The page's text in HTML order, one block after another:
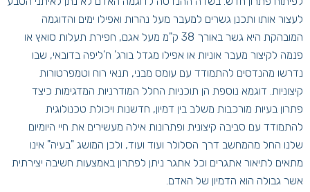
לעצור אותו ותכנן גשרים למעבר מעל נהרות ואפילו ימים והדוגמה
המובהקת היא גשר באורך 38 ק"מ מעל אגם, חפירת תעלות סואץ או
פנמה לקיצור מעבר אוניות או אפילו מגדל בורג' ח’ליפה בדובאי, שבו
נדרשו מהנדסים להתמודד עם עומס מבני, תנאי רוח וטמפרטורות
קיצוניות. דוגמא נוספת הן תוכניות החלל המודרניות המדגימות כיצד
פתרון בעיות מורכבות משלב בין דמיון, חדשנות ויכולת טכנולוגית
להתמודד עם סביבה קיצונית ופתרונות אילה מעשירים את חיי היומיום
שלנו החל מהמחשב דרך הסלולר ועוד ועוד, ולכן המושג "בעיה" אינו
מתאים לתיאור אתגרים וכל אתגר ניתן לפתרון באמצעות חשיבה יצירתית
אשר גבולה הוא הדמיון של האדם.